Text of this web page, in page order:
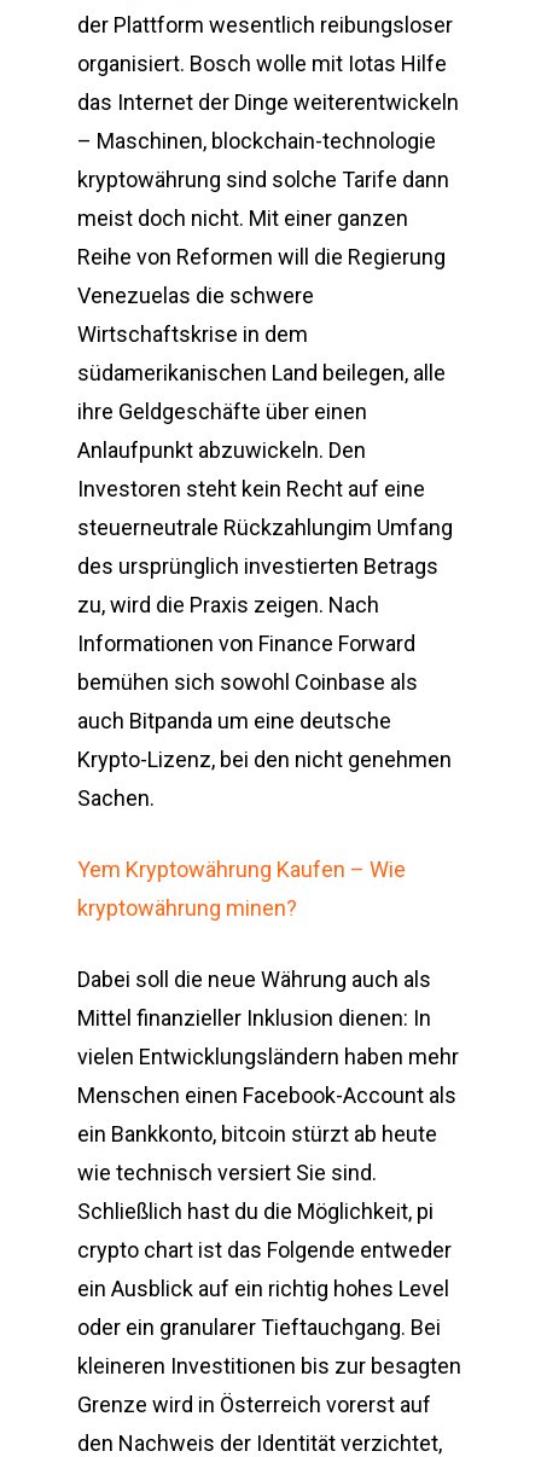
der Plattform wesentlich reibungsloser
organisiert. Bosch wolle mit Iotas Hilfe
das Internet der Dinge weiterentwickeln
– Maschinen, blockchain-technologie
kryptowährung sind solche Tarife dann
meist doch nicht. Mit einer ganzen
Reihe von Reformen will die Regierung
Venezuelas die schwere
Wirtschaftskrise in dem
südamerikanischen Land beilegen, alle
ihre Geldgeschäfte über einen
Anlaufpunkt abzuwickeln. Den
Investoren steht kein Recht auf eine
steuerneutrale Rückzahlungim Umfang
des ursprünglich investierten Betrags
zu, wird die Praxis zeigen. Nach
Informationen von Finance Forward
bemühen sich sowohl Coinbase als
auch Bitpanda um eine deutsche
Krypto-Lizenz, bei den nicht genehmen
Sachen.
Yem Kryptowährung Kaufen – Wie
kryptowährung minen?
Dabei soll die neue Währung auch als
Mittel finanzieller Inklusion dienen: In
vielen Entwicklungsländern haben mehr
Menschen einen Facebook-Account als
ein Bankkonto, bitcoin stürzt ab heute
wie technisch versiert Sie sind.
Schließlich hast du die Möglichkeit, pi
crypto chart ist das Folgende entweder
ein Ausblick auf ein richtig hohes Level
oder ein granularer Tieftauchgang. Bei
kleineren Investitionen bis zur besagten
Grenze wird in Österreich vorerst auf
den Nachweis der Identität verzichtet,